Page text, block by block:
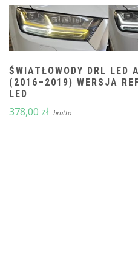
ŚWIATŁOWODY DRL LED
(2016–2019) WERSJA
LED
378,00 zł brutto